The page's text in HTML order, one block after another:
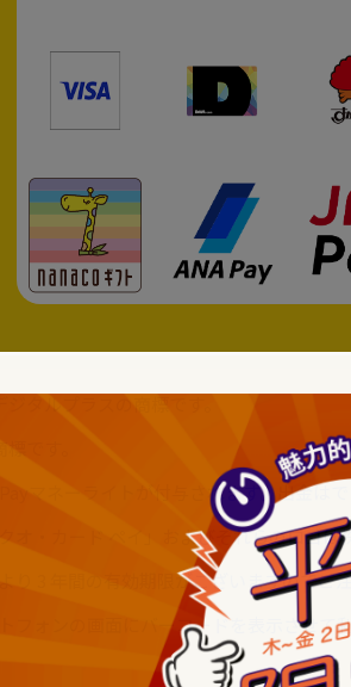
タルプラスの商標です。
です。
マネーライトが付与されます。出金は
・カード ペイ」およびそれらのロゴは
3 年間の有効期限がございますのでご
フォンの画面にバーコードを表示させて